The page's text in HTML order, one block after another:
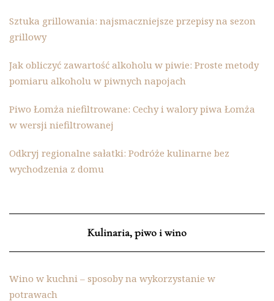
Sztuka grillowania: najsmaczniejsze przepisy na sezon
grillowy
Jak obliczyć zawartość alkoholu w piwie: Proste metody
pomiaru alkoholu w piwnych napojach
Piwo Łomża niefiltrowane: Cechy i walory piwa Łomża
w wersji niefiltrowanej
Odkryj regionalne sałatki: Podróże kulinarne bez
wychodzenia z domu
Kulinaria, piwo i wino
Wino w kuchni – sposoby na wykorzystanie w
potrawach